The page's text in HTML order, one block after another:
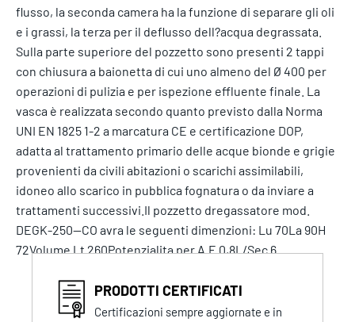
flusso, la seconda camera ha la funzione di separare gli oli
e i grassi, la terza per il deflusso dell?acqua degrassata.
Sulla parte superiore del pozzetto sono presenti 2 tappi
con chiusura a baionetta di cui uno almeno del Ø 400 per
operazioni di pulizia e per ispezione effluente finale. La
vasca è realizzata secondo quanto previsto dalla Norma
UNI EN 1825 1-2 a marcatura CE e certificazione DOP,
adatta al trattamento primario delle acque bionde e grigie
provenienti da civili abitazioni o scarichi assimilabili,
idoneo allo scarico in pubblica fognatura o da inviare a
trattamenti successivi.Il pozzetto dregassatore mod.
DEGK-250--CO avra le seguenti dimenzioni: Lu 70La 90H
72Volume Lt 260Potenzialita per A.E 0,8L/Sec 6
PRODOTTI CERTIFICATI
Certificazioni sempre aggiornate e in